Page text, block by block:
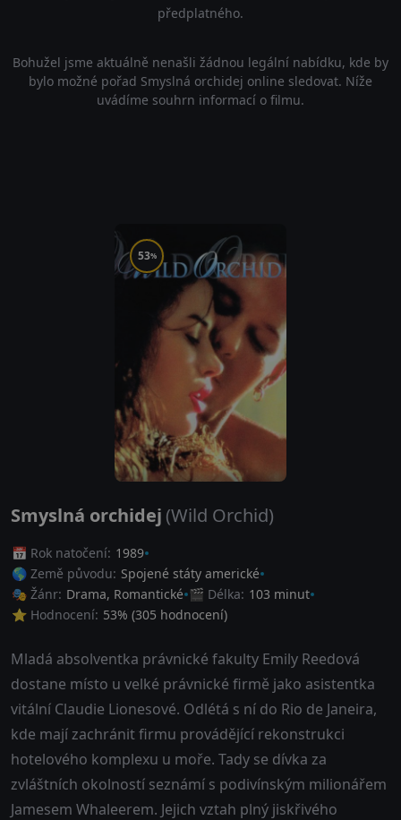
předplatného.
Bohužel jsme aktuálně nenašli žádnou legální nabídku, kde by
bylo možné pořad Smyslná orchidej online sledovat. Níže
uvádíme souhrn informací o filmu.
53%
Smyslná orchidej (Wild Orchid)
📅 Rok natočení: 1989
🌎 Země původu: Spojené státy americké
🎭 Žánr: Drama, Romantické 🎬 Délka: 103 minut
⭐ Hodnocení: 53% (305 hodnocení)
Mladá absolventka právnické fakulty Emily Reedová
dostane místo u velké právnické firmě jako asistentka
vitální Claudie Lionesové. Odlétá s ní do Rio de Janeira,
kde mají zachránit firmu provádějící rekonstrukci
hotelového komplexu u moře. Tady se dívka za
zvláštních okolností seznámí s podivínským milionářem
Jamesem Whaleerem. Jejich vztah plný jiskřivého